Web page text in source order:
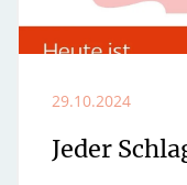
29.10.2024
Jeder